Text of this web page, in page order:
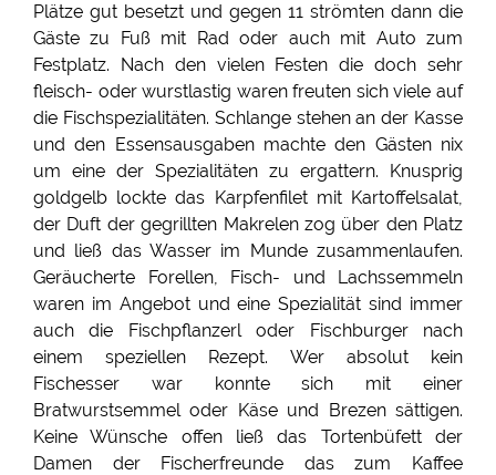
Plätze gut besetzt und gegen 11 strömten dann die
Gäste zu Fuß mit Rad oder auch mit Auto zum
Festplatz. Nach den vielen Festen die doch sehr
fleisch- oder wurstlastig waren freuten sich viele auf
die Fischspezialitäten. Schlange stehen an der Kasse
und den Essensausgaben machte den Gästen nix
um eine der Spezialitäten zu ergattern. Knusprig
goldgelb lockte das Karpfenfilet mit Kartoffelsalat,
der Duft der gegrillten Makrelen zog über den Platz
und ließ das Wasser im Munde zusammenlaufen.
Geräucherte Forellen, Fisch- und Lachssemmeln
waren im Angebot und eine Spezialität sind immer
auch die Fischpflanzerl oder Fischburger nach
einem speziellen Rezept. Wer absolut kein
Fischesser war konnte sich mit einer
Bratwurstsemmel oder Käse und Brezen sättigen.
Keine Wünsche offen ließ das Tortenbüfett der
Damen der Fischerfreunde das zum Kaffee